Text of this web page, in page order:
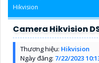
Hikvision
Camera Hikvision
Thương hiệu: Hikvision
Ngày đăng: 7/22/2023